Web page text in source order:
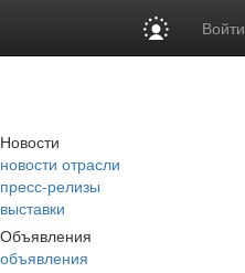
Войти
Новости
новости отрасли
пресс-релизы
выставки
Объявления
объявления